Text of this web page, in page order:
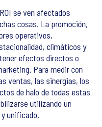
se ven afectados
cosas. La promoción,
operativos,
climáticos y
efectos directos o
Para medir con
ventas, las sinergias, los
de halo de todas estas
utilizando un
unificado.